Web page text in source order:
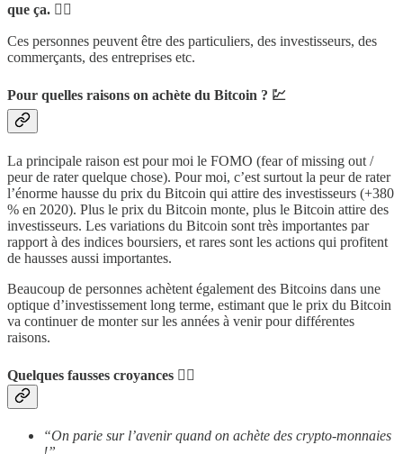
que ça. 💁‍♂️
Ces personnes peuvent être des particuliers, des investisseurs, des
commerçants, des entreprises etc.
Pour quelles raisons on achète du Bitcoin ? 💹
La principale raison est pour moi le FOMO (fear of missing out /
peur de rater quelque chose). Pour moi, c’est surtout la peur de rater
l’énorme hausse du prix du Bitcoin qui attire des investisseurs (+380
% en 2020). Plus le prix du Bitcoin monte, plus le Bitcoin attire des
investisseurs. Les variations du Bitcoin sont très importantes par
rapport à des indices boursiers, et rares sont les actions qui profitent
de hausses aussi importantes.
Beaucoup de personnes achètent également des Bitcoins dans une
optique d’investissement long terme, estimant que le prix du Bitcoin
va continuer de monter sur les années à venir pour différentes
raisons.
Quelques fausses croyances 🤷‍♂️
“On parie sur l’avenir quand on achète des crypto-monnaies